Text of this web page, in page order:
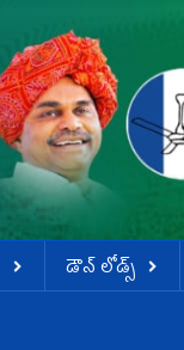
డౌన్ లోడ్స్